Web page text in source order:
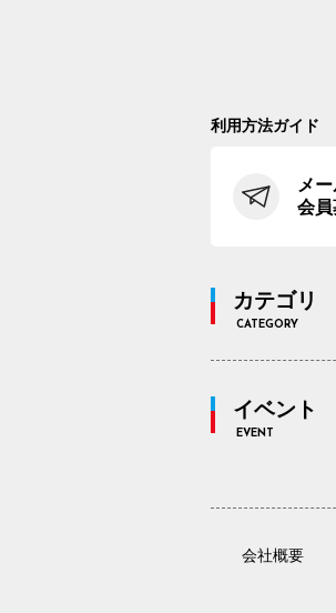
利用方法ガイド
メ
会員
カテゴリ
CATEGORY
イベント
EVENT
会社概要